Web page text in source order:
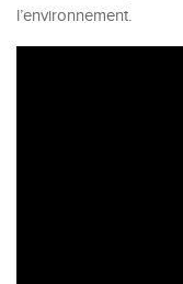
l’environnement.